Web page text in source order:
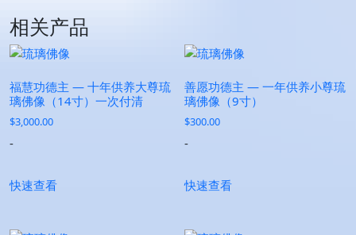
相关产品
福慧功德主 — 十年供养大尊琉
璃佛像（14寸）一次付清
$3,000.00
-
快速查看
善愿功德主 — 一年供养小尊琉
璃佛像（9寸）
$300.00
-
快速查看